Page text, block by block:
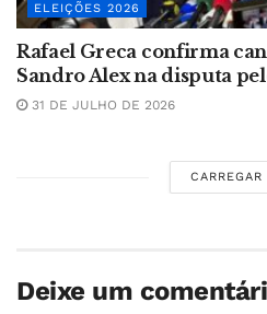
ELEIÇÕES 2026
Rafael Greca confirma
Sandro Alex na disputa
31 DE JULHO DE 2026
CARREGAR
Deixe um